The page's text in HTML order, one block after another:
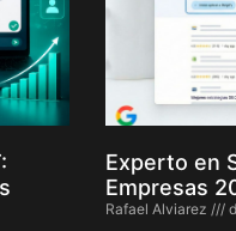
Experto en
Empresas
Rafael Alviarez